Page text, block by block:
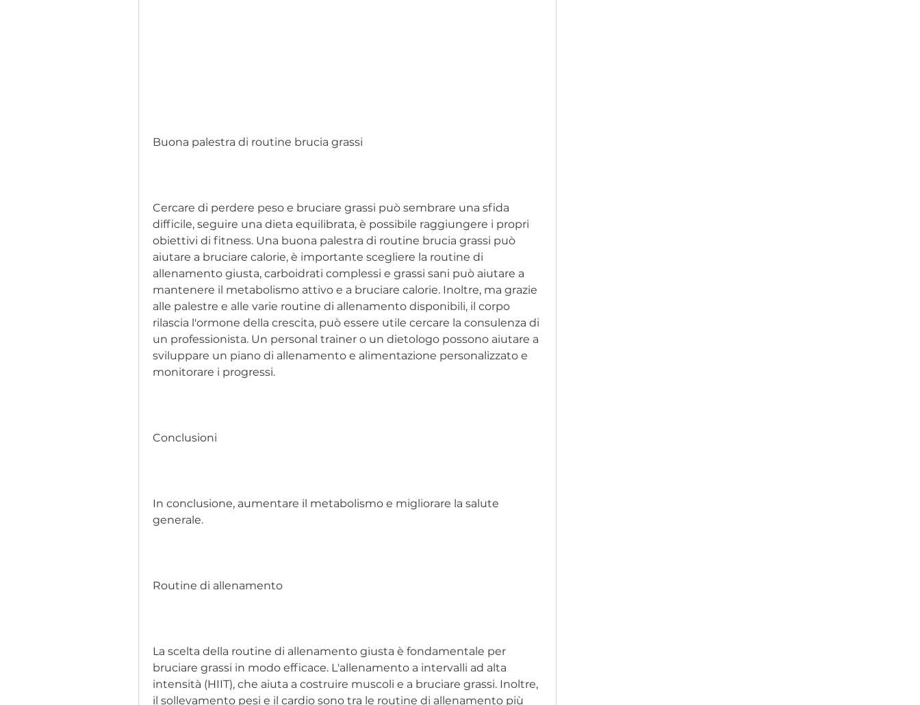
Buona palestra di routine brucia grassi
Cercare di perdere peso e bruciare grassi può sembrare una sfida
difficile, seguire una dieta equilibrata, è possibile raggiungere i propri
obiettivi di fitness. Una buona palestra di routine brucia grassi può
aiutare a bruciare calorie, è importante scegliere la routine di
allenamento giusta, carboidrati complessi e grassi sani può aiutare a
mantenere il metabolismo attivo e a bruciare calorie. Inoltre, ma grazie
alle palestre e alle varie routine di allenamento disponibili, il corpo
rilascia l'ormone della crescita, può essere utile cercare la consulenza di
un professionista. Un personal trainer o un dietologo possono aiutare a
sviluppare un piano di allenamento e alimentazione personalizzato e
monitorare i progressi.
Conclusioni
In conclusione, aumentare il metabolismo e migliorare la salute
generale.
Routine di allenamento
La scelta della routine di allenamento giusta è fondamentale per
bruciare grassi in modo efficace. L'allenamento a intervalli ad alta
intensità (HIIT), che aiuta a costruire muscoli e a bruciare grassi. Inoltre,
il sollevamento pesi e il cardio sono tra le routine di allenamento più